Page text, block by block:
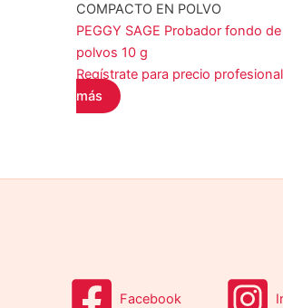
COMPACTO EN POLVO
PEGGY SAGE Probador fondo
polvos 10 g
Regístrate para precio profesional
más
Facebook